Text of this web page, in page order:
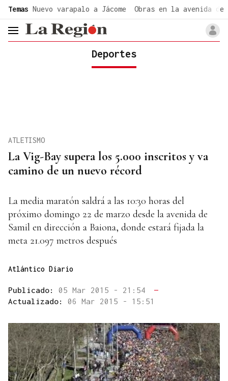
Temas Nuevo varapalo a Jácome Obras en la avenida de
header.menu.open
Deportes
La Vig-Bay supera los 5.000 inscritos y va
camino de un nuevo récord
ATLETISMO
La media maratón saldrá a las 10:30 horas del
próximo domingo 22 de marzo desde la avenida de
Samil en dirección a Baiona, donde estará fijada la
meta 21.097 metros después
Atlántico Diario
Publicado: 05 Mar 2015 - 21:54
—
Actualizado: 06 Mar 2015 - 15:51